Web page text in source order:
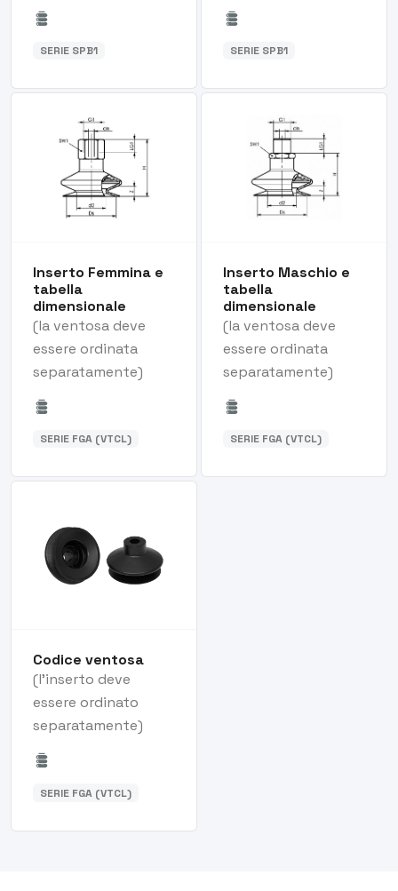
SERIE SPB1 SERIE SPB1
Inserto Femmina e
tabella
dimensionale
(la ventosa deve
essere ordinata
separatamente)
SERIE FGA (VTCL)
Inserto Maschio e
tabella
dimensionale
(la ventosa deve
essere ordinata
separatamente)
SERIE FGA (VTCL)
Codice ventosa
(l'inserto deve
essere ordinato
separatamente)
SERIE FGA (VTCL)